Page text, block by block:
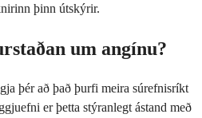
þinn útskýrir.
um angínu?
þér að það þurfi meira súrefnisríkt
er þetta stýranlegt ástand með